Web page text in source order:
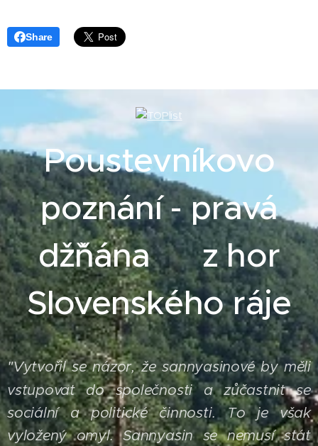
Share
Poustevníkovo
poznání - pravá
džˇňána z hor
Slovenského ráje
"Vytvořil se názor, že sannyasinové by měli
vstupovat do společnosti a zůčastnit se
sociální a politické činnosti. To je však
vyložený omyl. Sannyasin se nemusí stát